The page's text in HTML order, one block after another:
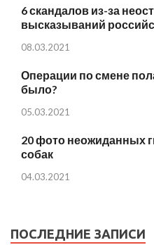
6 скандалов из-за
высказываний
08.03.2021
Операции по смене
было?
05.03.2021
20 фото неожиданных
собак
04.03.2021
ПОСЛЕДНИЕ ЗАПИСИ